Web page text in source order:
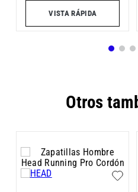
VISTA RÁPIDA
Otros